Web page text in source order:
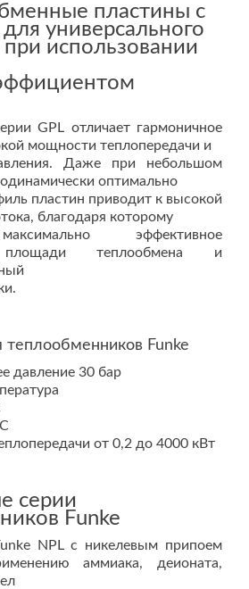
пластины с
универсального
использовании
GPL отличает гармоничное
мощности теплопередачи и
Даже при небольшом
оптимально
пластин приводит к высокой
благодаря которому
эффективное
площади теплообмена и
теплообменников Funke
давление 30 бар
С
от 0,2 до 4000 кВт
серии
Funke
NPL с никелевым припоем
аммиака, деионата,